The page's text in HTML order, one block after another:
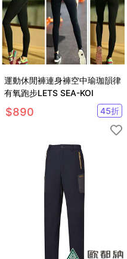
運動休閒褲連身褲空中瑜珈韻律
有氧跑步LETS SEA-KOI
$890 45折